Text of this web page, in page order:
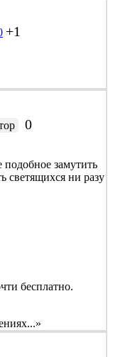
+1
0
подобное замутить
светящихся ни разу
бесплатно.